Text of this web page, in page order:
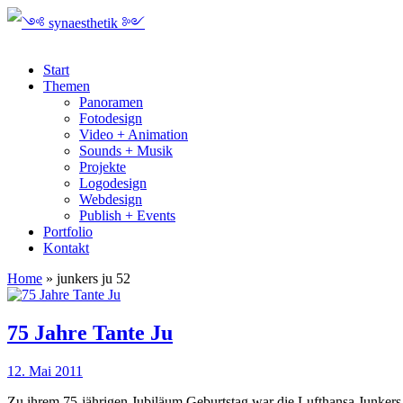
Start
Themen
Panoramen
Fotodesign
Video + Animation
Sounds + Musik
Projekte
Logodesign
Webdesign
Publish + Events
Portfolio
Kontakt
Home » junkers ju 52
75 Jahre Tante Ju
12. Mai 2011